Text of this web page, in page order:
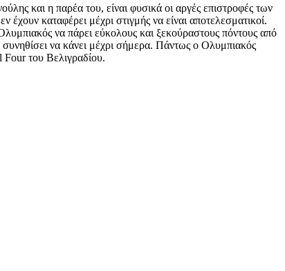
και η παρέα του, είναι φυσικά οι αργές επιστροφές των
καταφέρει μέχρι στιγμής να είναι αποτελεσματικοί.
να πάρει εύκολους και ξεκούραστους πόντους από
συνηθίσει να κάνει μέχρι σήμερα. Πάντως ο Ολυμπιακός
Four του Βελιγραδίου.